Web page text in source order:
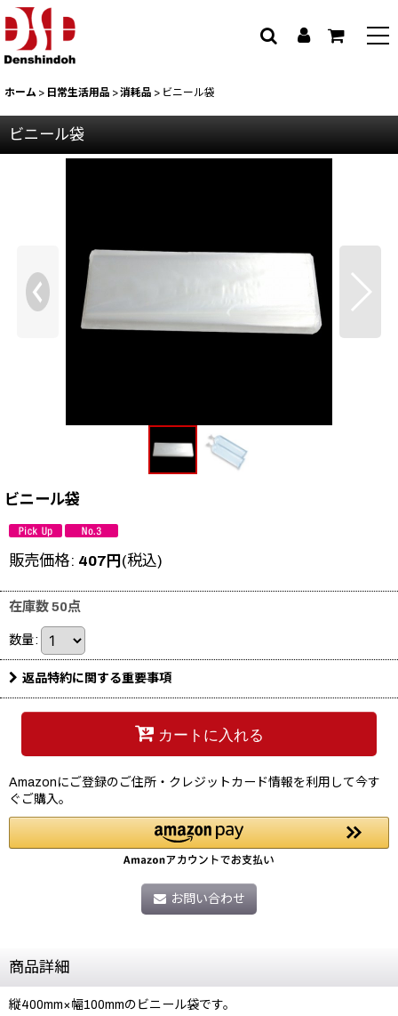
ホーム > 日常生活用品 >消耗品 > ビニール袋
ビニール袋
ビニール袋
販売価格: 407 円 (税込)
在庫数 50点
数量:
返品特約に関する重要事項
カートに入れる
Amazonにご登録のご住所・クレジットカード情報を利用して今す
ぐご購入。
お問い合わせ
商品詳細
縦400mm×幅100mmのビニール袋です。